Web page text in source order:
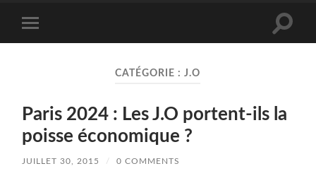
mobile
Toggle
CATÉGORIE :J.O
Paris 2024 : Les J.O portent-ils la
poisse économique ?
JUILLET 30, 2015 / 0 COMMENTS